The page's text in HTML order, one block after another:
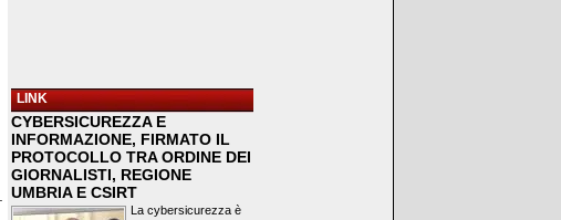
LINK
CYBERSICUREZZA E
INFORMAZIONE, FIRMATO IL
PROTOCOLLO TRA ORDINE DEI
GIORNALISTI, REGIONE
UMBRIA E CSIRT
La cybersicurezza è